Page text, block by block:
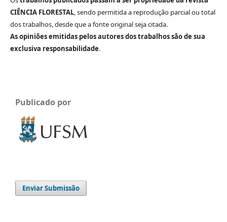
CIÊNCIA FLORESTAL, sendo permitida a reprodução parcial ou total
dos trabalhos, desde que a fonte original seja citada.
As opiniões emitidas pelos autores dos trabalhos são de sua
exclusiva responsabilidade.
Publicado por
Enviar Submissão